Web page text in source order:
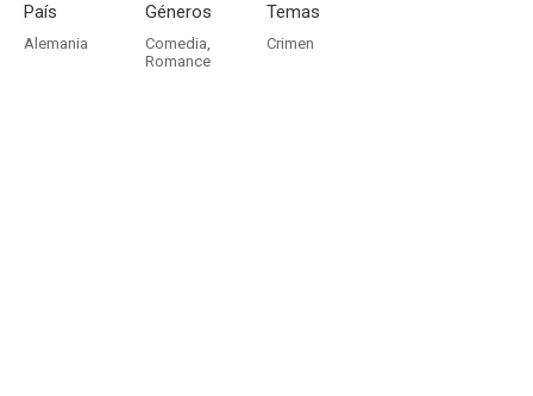
País
Alemania
Géneros
Comedia,
Romance
Temas
Crimen